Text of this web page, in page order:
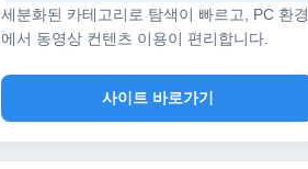
세분화된 카테고리로 탐색이 빠르고, PC 환경
에서 동영상 컨텐츠 이용이 편리합니다.
사이트 바로가기